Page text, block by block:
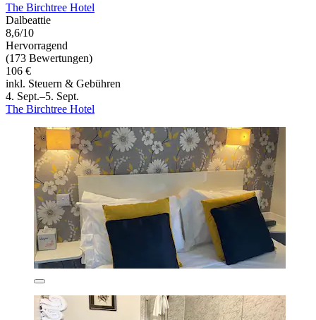
The Birchtree Hotel
Dalbeattie
8,6/10
Hervorragend
(173 Bewertungen)
106 €
inkl. Steuern & Gebühren
4. Sept.–5. Sept.
The Birchtree Hotel